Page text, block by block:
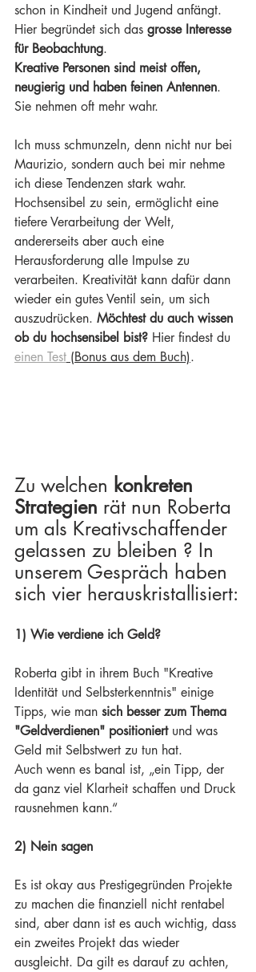
schon in Kindheit und Jugend anfängt.
Hier begründet sich das grosse Interesse
für Beobachtung.
Kreative Personen sind meist offen,
neugierig und haben feinen Antennen.
Sie nehmen oft mehr wahr.
Ich muss schmunzeln, denn nicht nur bei
Maurizio, sondern auch bei mir nehme
ich diese Tendenzen stark wahr.
Hochsensibel zu sein, ermöglicht eine
tiefere Verarbeitung der Welt,
andererseits aber auch eine
Herausforderung alle Impulse zu
verarbeiten. Kreativität kann dafür dann
wieder ein gutes Ventil sein, um sich
auszudrücken. Möchtest du auch wissen
ob du hochsensibel bist? Hier findest du
einen Test (Bonus aus dem Buch).
Zu welchen konkreten
Strategien rät nun Roberta
um als Kreativschaffender
gelassen zu bleiben ? In
unserem Gespräch haben
sich vier herauskristallisiert:
1) Wie verdiene ich Geld?
Roberta gibt in ihrem Buch "Kreative
Identität und Selbsterkenntnis" einige
Tipps, wie man sich besser zum Thema
"Geldverdienen" positioniert und was
Geld mit Selbstwert zu tun hat.
Auch wenn es banal ist, „ein Tipp, der
da ganz viel Klarheit schaffen und Druck
rausnehmen kann.“
2) Nein sagen
Es ist okay aus Prestigegründen Projekte
zu machen die finanziell nicht rentabel
sind, aber dann ist es auch wichtig, dass
ein zweites Projekt das wieder
ausgleicht. Da gilt es darauf zu achten,